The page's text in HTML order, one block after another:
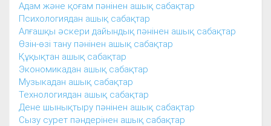
Адам және қоғам пәнінен ашық сабақтар
Психологиядан ашық сабақтар
Алғашқы әскери дайындық пәнінен ашық сабақтар
Өзін-өзі тану пәнінен ашық сабақтар
Құқықтан ашық сабақтар
Экономикадан ашық сабақтар
Музыкадан ашық сабақтар
Технологиядан ашық сабақтар
Дене шынықтыру пәнінен ашық сабақтар
Сызу сурет пәндерінен ашық сабақтар